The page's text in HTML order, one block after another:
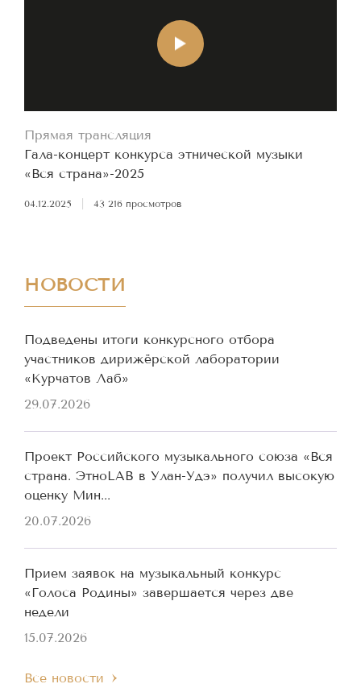
Прямая трансляция
Гала-концерт конкурса этнической музыки
«Вся страна»-2025
04.12.2025 43 216 просмотров
НОВОСТИ
Подведены итоги конкурсного отбора
участников дирижёрской лаборатории
«Курчатов Лаб»
29.07.2026
Проект Российского музыкального союза «Вся
страна. ЭтноLAB в Улан-Удэ» получил высокую
оценку Мин...
20.07.2026
Прием заявок на музыкальный конкурс
«Голоса Родины» завершается через две
недели
15.07.2026
Все новости